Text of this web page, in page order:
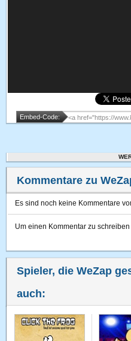
Embed-Code:
Kommentare zu
Es sind noch keine Kommentare
Um einen Kommentar zu schreiben
Spieler, die WeZap
auch: